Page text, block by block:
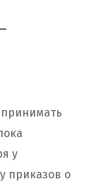
принимать
у
приказов о